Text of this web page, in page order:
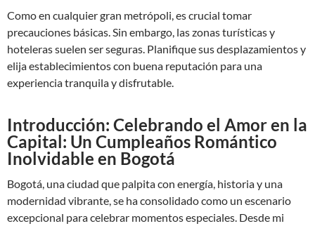
Como en cualquier gran metrópoli, es crucial tomar
precauciones básicas. Sin embargo, las zonas turísticas y
hoteleras suelen ser seguras. Planifique sus desplazamientos y
elija establecimientos con buena reputación para una
experiencia tranquila y disfrutable.
Introducción: Celebrando el Amor en la
Capital: Un Cumpleaños Romántico
Inolvidable en Bogotá
Bogotá, una ciudad que palpita con energía, historia y una
modernidad vibrante, se ha consolidado como un escenario
excepcional para celebrar momentos especiales. Desde mi